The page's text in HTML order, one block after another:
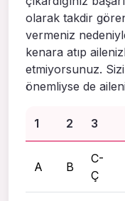
olarak takdir
vermeniz
kenara atıp
etmiyorsunuz.
önemliyse de
1 2 3
A B
C-
Ç